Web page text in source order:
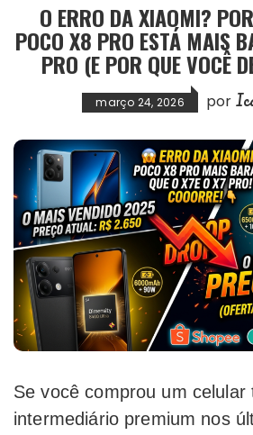
O ERRO DA XIAOMI?
POCO X8 PRO ESTÁ MAIS
PRO (E POR QUE VOCÊ
março 24, 2026 por
Se você comprou um celular topo de linha ou
intermediário premium nos